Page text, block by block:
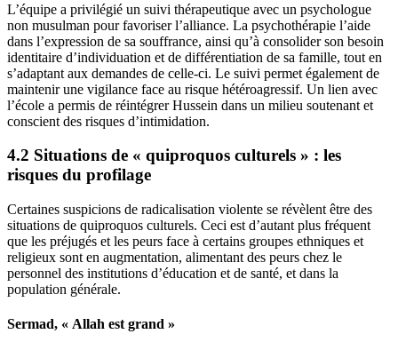
L’équipe a privilégié un suivi thérapeutique avec un psychologue
non musulman pour favoriser l’alliance. La psychothérapie l’aide
dans l’expression de sa souffrance, ainsi qu’à consolider son besoin
identitaire d’individuation et de différentiation de sa famille, tout en
s’adaptant aux demandes de celle-ci. Le suivi permet également de
maintenir une vigilance face au risque hétéroagressif. Un lien avec
l’école a permis de réintégrer Hussein dans un milieu soutenant et
conscient des risques d’intimidation.
4.2 Situations de « quiproquos culturels » : les
risques du profilage
Certaines suspicions de radicalisation violente se révèlent être des
situations de quiproquos culturels. Ceci est d’autant plus fréquent
que les préjugés et les peurs face à certains groupes ethniques et
religieux sont en augmentation, alimentant des peurs chez le
personnel des institutions d’éducation et de santé, et dans la
population générale.
Sermad, « Allah est grand »